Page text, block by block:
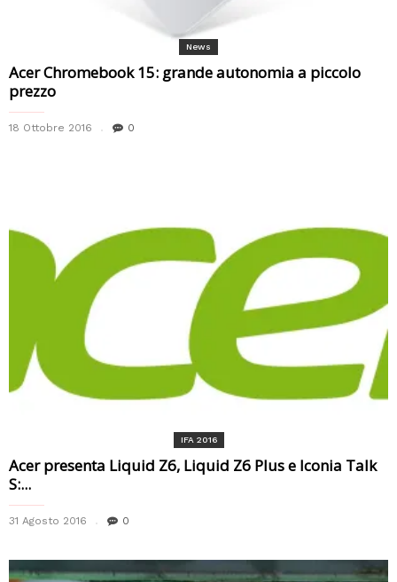
News
Acer Chromebook 15: grande autonomia a piccolo
prezzo
18 Ottobre 2016 0
IFA 2016
Acer presenta Liquid Z6, Liquid Z6 Plus e Iconia Talk
S:...
31 Agosto 2016 0